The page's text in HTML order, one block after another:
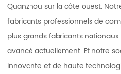
Quanzhou sur la côte ouest.
fabricants professionnels de
plus grands fabricants
avancé actuellement. Et notre
innovante et de haute